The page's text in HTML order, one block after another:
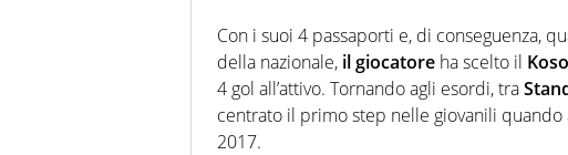
Con i suoi 4 passaporti e, di conseguenza,
della nazionale, il giocatore ha scelto il
4 gol all’attivo. Tornando agli esordi, tra
centrato il primo step nelle giovanili
2017.